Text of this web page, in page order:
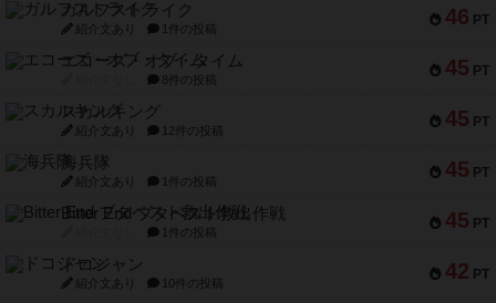
46 PT
ガルフストライク
紹介文あり 1件の投稿
45 PT
エコーズ・オブ・タイム
8件の投稿
45 PT
スカルキング
紹介文あり 12件の投稿
45 PT
海兵隊
紹介文あり 1件の投稿
45 PT
Bitter End ブタペスト救出作戦
1件の投稿
42 PT
ドコジャン
紹介文あり 10件の投稿